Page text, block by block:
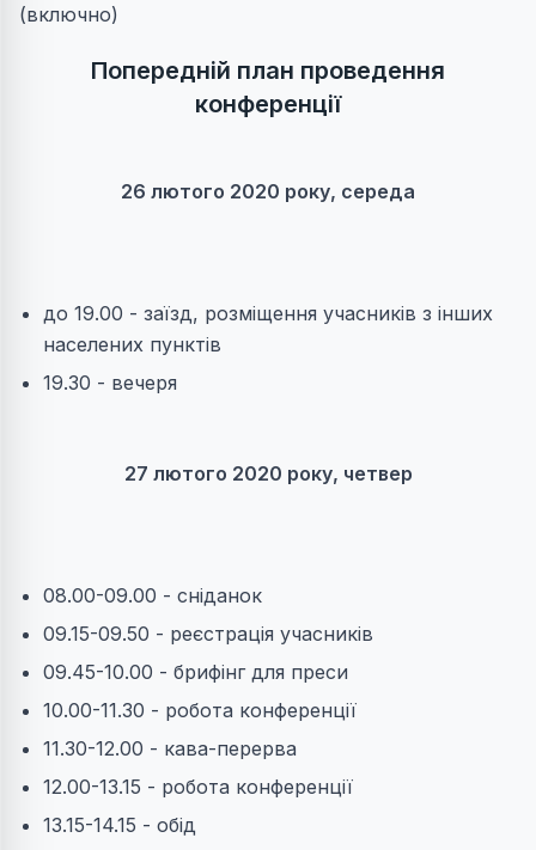
(включно)
Попередній план проведення
конференції
26 лютого 2020 року, середа
до 19.00 - заїзд, розміщення учасників з інших
населених пунктів
19.30 - вечеря
27 лютого 2020 року, четвер
08.00-09.00 - сніданок
09.15-09.50 - реєстрація учасників
09.45-10.00 - брифінг для преси
10.00-11.30 - робота конференції
11.30-12.00 - кава-перерва
12.00-13.15 - робота конференції
13.15-14.15 - обід